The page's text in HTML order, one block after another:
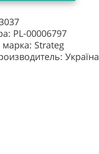
PL-00006797
марка: Strateg
Україна